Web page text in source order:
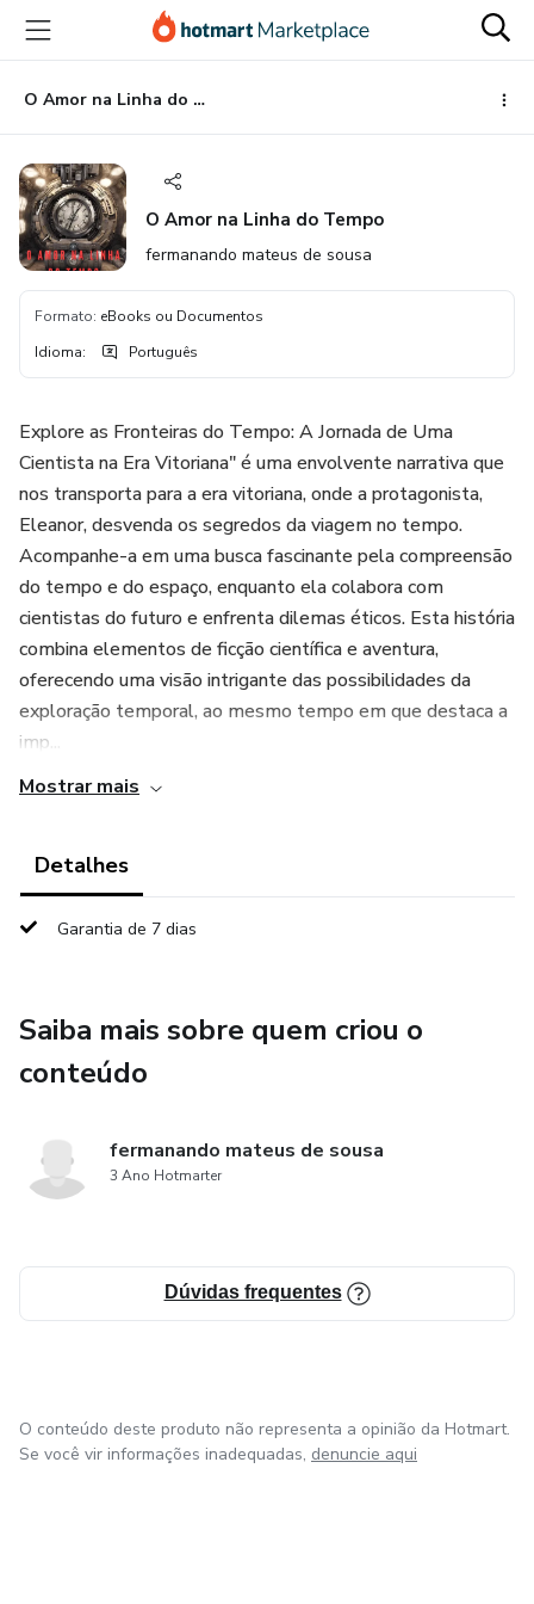
para
conteúdo
principal
para
pagamento
para
rodapé
O Amor na Linha do Tempo
O Amor na Linha do Tempo
fermanando mateus de sousa
Formato: eBooks ou Documentos
Idioma: Português
Explore as Fronteiras do Tempo: A Jornada de Uma
Cientista na Era Vitoriana" é uma envolvente narrativa que
nos transporta para a era vitoriana, onde a protagonista,
Eleanor, desvenda os segredos da viagem no tempo.
Acompanhe-a em uma busca fascinante pela compreensão
do tempo e do espaço, enquanto ela colabora com
cientistas do futuro e enfrenta dilemas éticos. Esta história
combina elementos de ficção científica e aventura,
oferecendo uma visão intrigante das possibilidades da
exploração temporal, ao mesmo tempo em que destaca a
imp...
Mostrar mais
Detalhes
Garantia de 7 dias
Saiba mais sobre quem criou o
conteúdo
fermanando mateus de sousa
3 Ano Hotmarter
Dúvidas frequentes
O conteúdo deste produto não representa a opinião da Hotmart.
Se você vir informações inadequadas, denuncie aqui